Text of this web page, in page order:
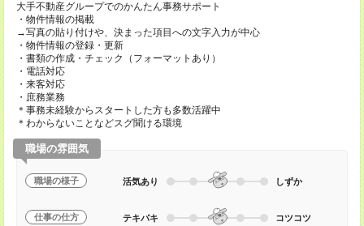
大手不動産グループでのかんたん事務サポート
・物件情報の掲載
→写真の貼り付けや、決まった項目への文字入力が中心
・物件情報の登録・更新
・書類の作成・チェック（フォーマットあり）
・電話対応
・来客対応
・庶務業務
＊事務未経験からスタートした方も多数活躍中
＊わからないことなどスグ聞ける環境
職場の雰囲気
職場の様子 活気あり しずか
仕事の仕方 テキパキ コツコツ